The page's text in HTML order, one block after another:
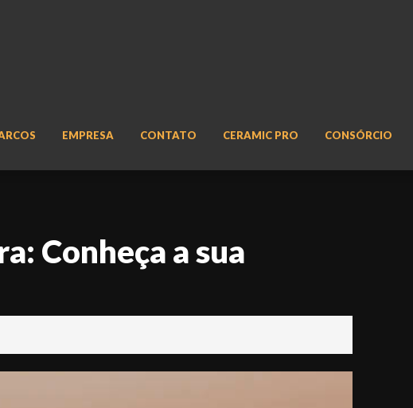
EMPRESA CONTATO CERAMIC PRO CONSÓRCIO
Conheça a sua